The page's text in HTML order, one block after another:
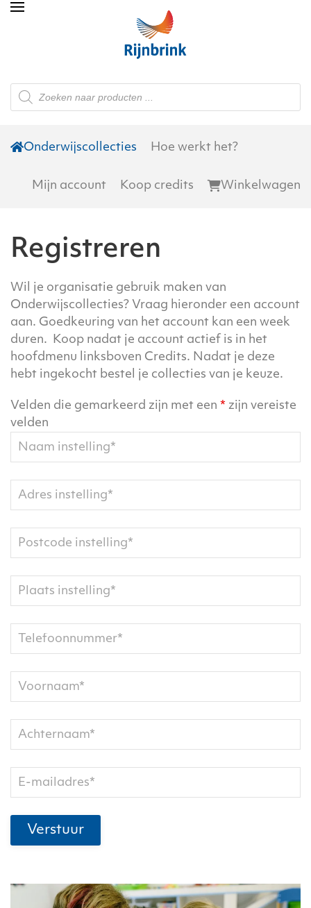
Skip to main content
Producten
zoeken
Onderwijscollecties Hoe werkt het?
Mijn account Koop credits Winkelwagen
Registreren
Wil je organisatie gebruik maken van
Onderwijscollecties? Vraag hieronder een account
aan. Goedkeuring van het account kan een week
duren. Koop nadat je account actief is in het
hoofdmenu linksboven Credits. Nadat je deze
hebt ingekocht bestel je collecties van je keuze.
Velden die gemarkeerd zijn met een * zijn vereiste
velden